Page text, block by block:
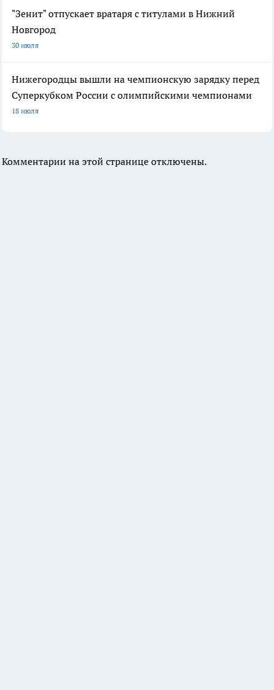
"Зенит" отпускает вратаря с титулами в Нижний
Новгород
30 июля
Нижегородцы вышли на чемпионскую зарядку перед
Суперкубком России с олимпийскими чемпионами
18 июля
Комментарии на этой странице отключены.